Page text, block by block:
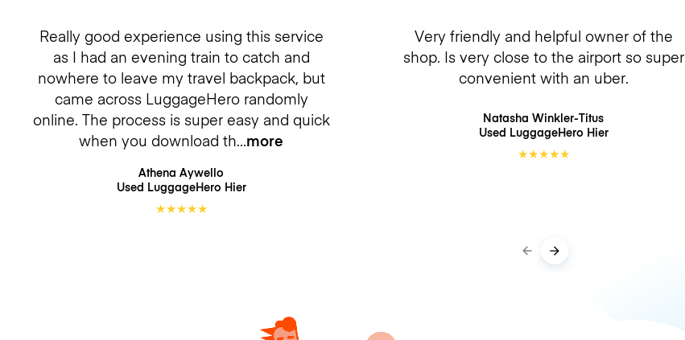
Really good experience using this service
as I had an evening train to catch and
nowhere to leave my travel backpack, but
came across LuggageHero randomly
online. The process is super easy and quick
when you download th more
Athena Aywello
Used LuggageHero Hier
★★★★★
Very friendly and helpful owner of the
shop. Is very close to the airport so super
convenient with an uber.
Natasha Winkler-Titus
Used LuggageHero Hier
★★★★★